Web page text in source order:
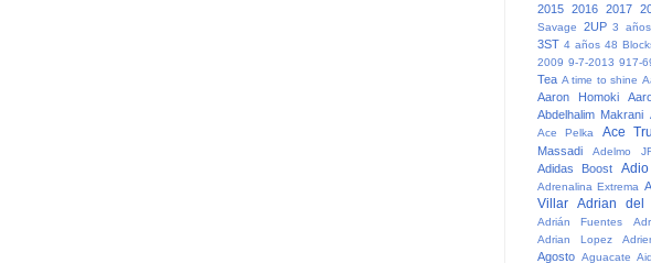
2015 2016 2017
Savage
2UP 3 años
3ST 4 años 48
2009 9-7-2013 917-
Tea A time to shine
Aaron Homoki
Abdelhalim Makrani
Ace Pelka
Ace
Massadi
Adelmo
Adidas Boost Adio
Adrenalina Extrema
Villar Adrian del
Adrián Fuentes
Adrian Lopez
Agosto Aguacate